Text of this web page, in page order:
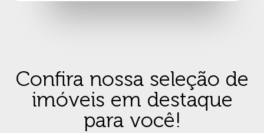
Confira nossa seleção de
imóveis em destaque
para você!